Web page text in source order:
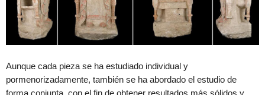
Aunque cada pieza se ha estudiado individual y
pormenorizadamente, también se ha abordado el estudio de
forma conjunta, con el fin de obtener resultados más sólidos y